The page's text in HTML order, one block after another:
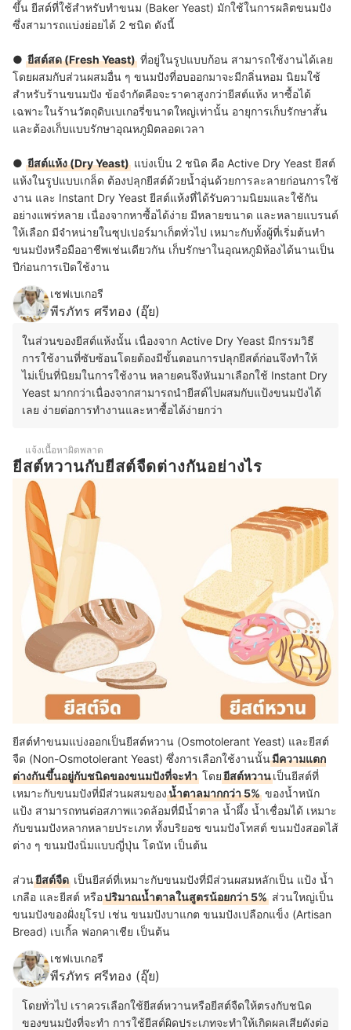
ขึ้น ยีสต์ที่ใช้สำหรับทำขนม (Baker Yeast) มักใช้ในการผลิตขนมปัง
ซึ่งสามารถแบ่งย่อยได้ 2 ชนิด ดังนี้
● ยีสต์สด (Fresh Yeast) ที่อยู่ในรูปแบบก้อน สามารถใช้งานได้เลย
โดยผสมกับส่วนผสมอื่น ๆ ขนมปังที่อบออกมาจะมีกลิ่นหอม นิยมใช้
สำหรับร้านขนมปัง ข้อจำกัดคือจะราคาสูงกว่ายีสต์แห้ง หาซื้อได้
เฉพาะในร้านวัตถุดิบเบเกอรี่ขนาดใหญ่เท่านั้น อายุการเก็บรักษาสั้น
และต้องเก็บแบบรักษาอุณหภูมิตลอดเวลา
● ยีสต์แห้ง (Dry Yeast) แบ่งเป็น 2 ชนิด คือ Active Dry Yeast ยีสต์
แห้งในรูปแบบเกล็ด ต้องปลุกยีสต์ด้วยน้ำอุ่นด้วยการละลายก่อนการใช้
งาน และ Instant Dry Yeast ยีสต์แห้งที่ได้รับความนิยมและใช้กัน
อย่างแพร่หลาย เนื่องจากหาซื้อได้ง่าย มีหลายขนาด และหลายแบรนด์
ให้เลือก มีจำหน่ายในซุปเปอร์มาเก็ตทั่วไป เหมาะกับทั้งผู้ที่เริ่มต้นทำ
ขนมปังหรือมืออาชีพเช่นเดียวกัน เก็บรักษาในอุณหภูมิห้องได้นานเป็น
ปีก่อนการเปิดใช้งาน
เชฟเบเกอรี
พีรภัทร ศรีทอง (อุ๊ย)
ในส่วนของยีสต์แห้งนั้น เนื่องจาก Active Dry Yeast มีกรรมวิธี
การใช้งานที่ซับซ้อนโดยต้องมีขั้นตอนการปลุกยีสต์ก่อนจึงทำให้
ไม่เป็นที่นิยมในการใช้งาน หลายคนจึงหันมาเลือกใช้ Instant Dry
Yeast มากกว่าเนื่องจากสามารถนำยีสต์ไปผสมกับแป้งขนมปังได้
เลย ง่ายต่อการทำงานและหาซื้อได้ง่ายกว่า
แจ้งเนื้อหาผิดพลาด
ยีสต์หวานกับยีสต์จืดต่างกันอย่างไร
ยีสต์ทำขนมแบ่งออกเป็นยีสต์หวาน (Osmotolerant Yeast) และยีสต์
จืด (Non-Osmotolerant Yeast) ซึ่งการเลือกใช้งานนั้นมีความแตก
ต่างกันขึ้นอยู่กับชนิดของขนมปังที่จะทำ โดยยีสต์หวานเป็นยีสต์ที่
เหมาะกับขนมปังที่มีส่วนผสมของน้ำตาลมากกว่า 5% ของน้ำหนัก
แป้ง สามารถทนต่อสภาพแวดล้อมที่มีน้ำตาล น้ำผึ้ง น้ำเชื่อมได้ เหมาะ
กับขนมปังหลากหลายประเภท ทั้งบริยอช ขนมปังโทสต์ ขนมปังสอดไส้
ต่าง ๆ ขนมปังนิ่มแบบญี่ปุ่น โดนัท เป็นต้น
ส่วนยีสต์จืด เป็นยีสต์ที่เหมาะกับขนมปังที่มีส่วนผสมหลักเป็น แป้ง น้ำ
เกลือ และยีสต์ หรือปริมาณน้ำตาลในสูตรน้อยกว่า 5% ส่วนใหญ่เป็น
ขนมปังของฝั่งยุโรป เช่น ขนมปังบาแกต ขนมปังเปลือกแข็ง (Artisan
Bread) เบเกิ้ล ฟอกคาเชีย เป็นต้น
เชฟเบเกอรี
พีรภัทร ศรีทอง (อุ๊ย)
โดยทั่วไป เราควรเลือกใช้ยีสต์หวานหรือยีสต์จืดให้ตรงกับชนิด
ของขนมปังที่จะทำ การใช้ยีสต์ผิดประเภทจะทำให้เกิดผลเสียดังต่อ